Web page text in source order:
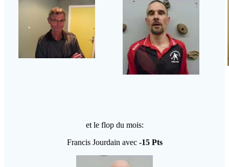
et le flop du mois:
Francis Jourdain avec-15 Pts